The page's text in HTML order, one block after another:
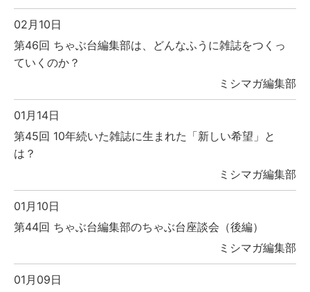
02月10日
第46回 ちゃぶ台編集部は、どんなふうに雑誌をつくっ
ていくのか？
ミシマガ編集部
01月14日
第45回 10年続いた雑誌に生まれた「新しい希望」と
は？
ミシマガ編集部
01月10日
第44回 ちゃぶ台編集部のちゃぶ台座談会（後編）
ミシマガ編集部
01月09日